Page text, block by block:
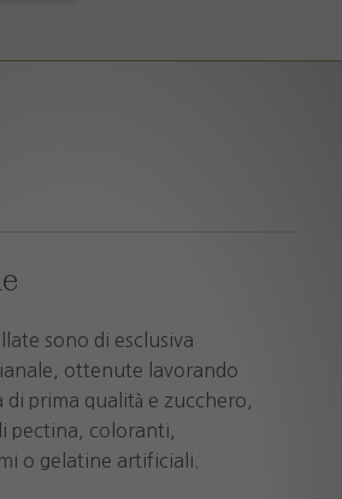
sono di esclusiva
ottenute lavorando
prima qualità e zucchero,
pectina, coloranti,
o gelatine artificiali.